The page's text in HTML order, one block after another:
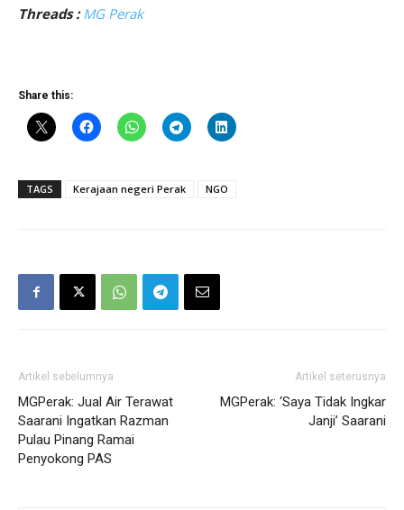
Threads : MG Perak
Share this:
TAGS Kerajaan negeri Perak NGO
Artikel sebelumnya
MGPerak: Jual Air Terawat
Saarani Ingatkan Razman
Pulau Pinang Ramai
Penyokong PAS
Artikel seterusnya
MGPerak: ‘Saya Tidak Ingkar
Janji’ Saarani